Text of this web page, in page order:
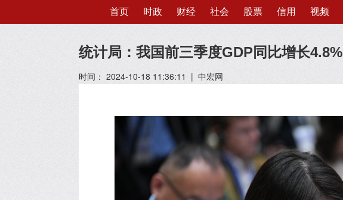
首页 时政 财经 社会 股票 信用 视频
统计局：我国前三季度GDP同比增长4.8%
时间： 2024-10-18 11:36:11 | 中宏网